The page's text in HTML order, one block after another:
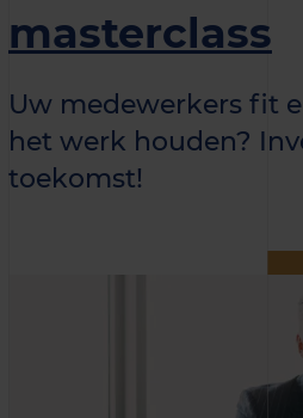
masterclass
Uw medewerkers fit
het werk houden?
toekomst!